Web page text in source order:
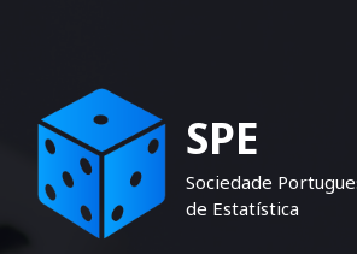
SPE
Sociedade
de Estatística